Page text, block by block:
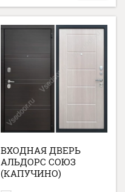
ВХОДНАЯ ДВЕРЬ
АЛЬДОРС СОЮЗ
(КАПУЧИНО)